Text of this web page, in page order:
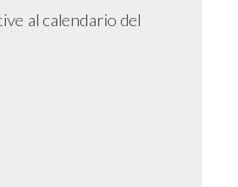
al calendario del